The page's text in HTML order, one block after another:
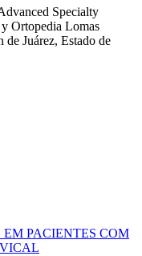
Specialty
Ortopedia Lomas
de Juárez, Estado de
PACIENTES COM